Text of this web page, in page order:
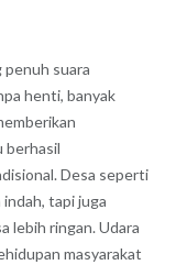
suara
henti, banyak
berhasil
Desa seperti
tapi juga
lebih ringan. Udara
masyarakat